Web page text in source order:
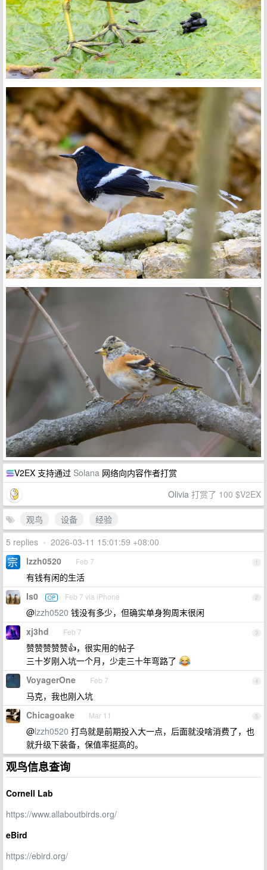
V2EX 支持通过 Solana 网络向内容作者打赏
Olivia 打赏了 100 $V2EX
观鸟 设备
经验
5 replies • 2026-03-11 15:01:59 +08:00
1
lzzh0520 Feb 7
有钱有闲的生活
2
Is0 OP Feb 7 via iPhone
@lzzh0520 钱没有多少，但确实单身狗周末很闲
3
xj3hd Feb 7
赞赞赞赞赞👍，很实用的帖子
三十岁刚入坑一个月，少走三十年弯路了
4
VoyagerOne Feb 7
马克，我也刚入坑
5
Chicagoake Mar 11
@lzzh0520 打鸟就是前期投入大一点，后面就没啥消费了，也
就升级下装备，保值率挺高的。
观鸟信息查询
Cornell Lab
https://www.allaboutbirds.org/
eBird
https://ebird.org/